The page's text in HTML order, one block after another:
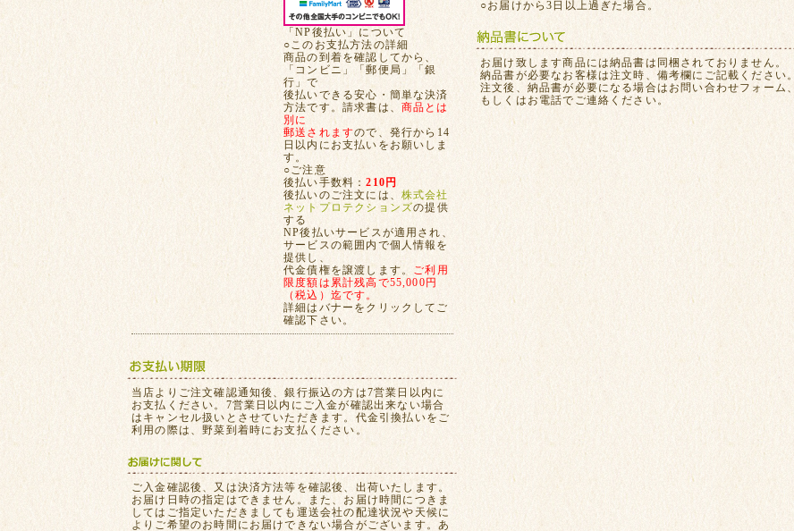
「NP後払い」について
○このお支払方法の詳細
商品の到着を確認してから、
「コンビニ」「郵便局」「銀
行」で
後払いできる安心・簡単な決済
方法です。請求書は、 商品とは
別に
郵送されますので、発行から14
日以内にお支払いをお願いしま
す。
○ご注意
後払い手数料：210円
後払いのご注文には、 株式会社
ネットプロテクションズの提供
する
NP後払いサービスが適用され、
サービスの範囲内で個人情報を
提供し、
代金債権を譲渡します。 ご利用
限度額は累計残高で55,000円
（税込）迄です。
詳細はバナーをクリックしてご
確認下さい。
当店よりご注文確認通知後、銀行振込の方は7営業日以内に
お支払ください。7営業日以内にご入金が確認出来ない場合
はキャンセル扱いとさせていただきます。代金引換払いをご
利用の際は、野菜到着時にお支払ください。
ご入金確認後、又は決済方法等を確認後、出荷いたします。
お届け日時の指定はできません。また、お届け時間につきま
してはご指定いただきましても運送会社の配達状況や天候に
よりご希望のお時間にお届けできない場合がございます。あ
○お届けから3日以上過ぎた場合。
お届け致します商品には納品書は同梱されておりません。
納品書が必要なお客様は注文時、備考欄にご記載ください。
注文後、納品書が必要になる場合はお問い合わせフォーム、
もしくはお電話でご連絡ください。